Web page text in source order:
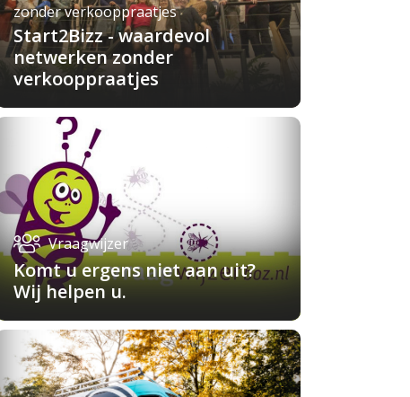
zonder verkooppraatjes
Start2Bizz - waardevol
netwerken zonder
verkooppraatjes
Vraagwijzer
Komt u ergens niet aan uit?
Wij helpen u.